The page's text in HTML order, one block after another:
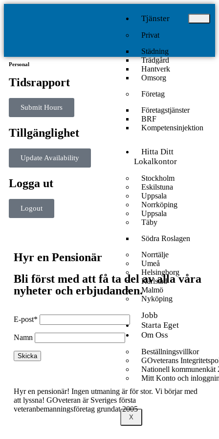
Tjänster
Privat
Städning
Trädgård
Hantverk
Omsorg
Företag
Företagstjänster
BRF
Kompetensinjektion
Hitta Ditt
Lokalkontor
Stockholm
Eskilstuna
Uppsala
Norrköping
Uppsala
Täby
Södra Roslagen
Norrtälje
Umeå
Helsingborg
Karlstad
Malmö
Nyköping
Jobb
Starta Eget
Om Oss
Beställningsvillkor
GOveterans
Nationell kommunenkät
Mitt Konto och
X
Personal
Tidsrapport
Submit Hours
Tillgänglighet
Update Availability
Logga ut
Logout
Hyr en Pensionär
Bli först med att få ta del av alla våra
nyheter och erbjudanden.
E-post*
Namn
Hyr en pensionär! Ingen utmaning är för stor. Vi börjar med
att lyssna! GOveteran är Sveriges första
veteranbemanningsföretag grundat 2005